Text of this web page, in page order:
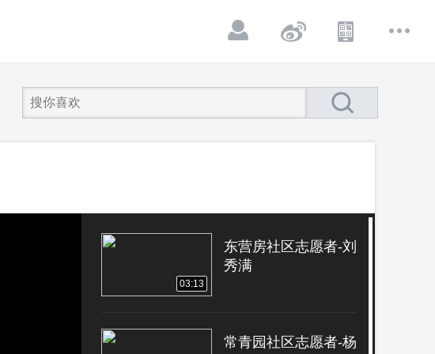
03:13
东营房社区志愿者-刘
秀满
常青园社区志愿者-杨